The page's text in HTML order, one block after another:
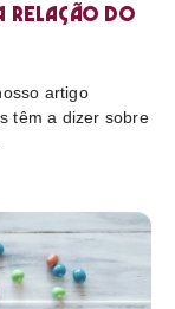
relação do
artigo
têm a dizer sobre